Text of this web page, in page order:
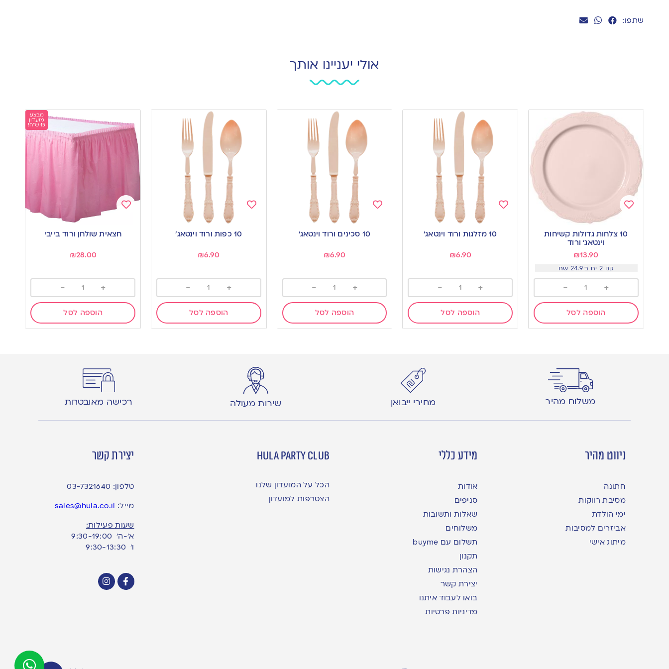
שתפו:
אולי יעניינו אותך
to 10 צלחות גדולות קשיחות
וינטאג׳ ורוד
₪13.90
קנו 2 יח ב 24.9 שח
+
-
הוספה לסל
10 מזלגות ורוד וינטאג’
₪6.90
+
-
הוספה לסל
10 סכינים ורוד וינטאג’
₪6.90
+
-
הוספה לסל
10 כפות ורוד וינטאג’
₪6.90
+
-
הוספה לסל
מבצע
מועדון
15 ש"ח!
חצאית שולחן ורוד בייבי
₪28.00
+
-
הוספה לסל
משלוח מהיר מחירי ייבואן שירות מעולה רכישה מאובטחת
ניווט מהיר
חתונה
מסיבת רווקות
ימי הולדת
אביזרים למסיבות
מיתוג אישי
מידע כללי
אודות
סניפים
שאלות ותשובות
משלוחים
תשלום עם buyme
תקנון
הצהרת נגישות
יצירת קשר
בואו לעבוד איתנו
מדיניות פרטיות
hula party club
הכל על המועדון שלנו
הצטרפות למועדון
יצירת קשר
טלפון: 03-7321640
מייל: sales@hula.co.il
שעות פעילות:
א’-ה’ 9:30-19:00
ו׳ 9:30-13:30